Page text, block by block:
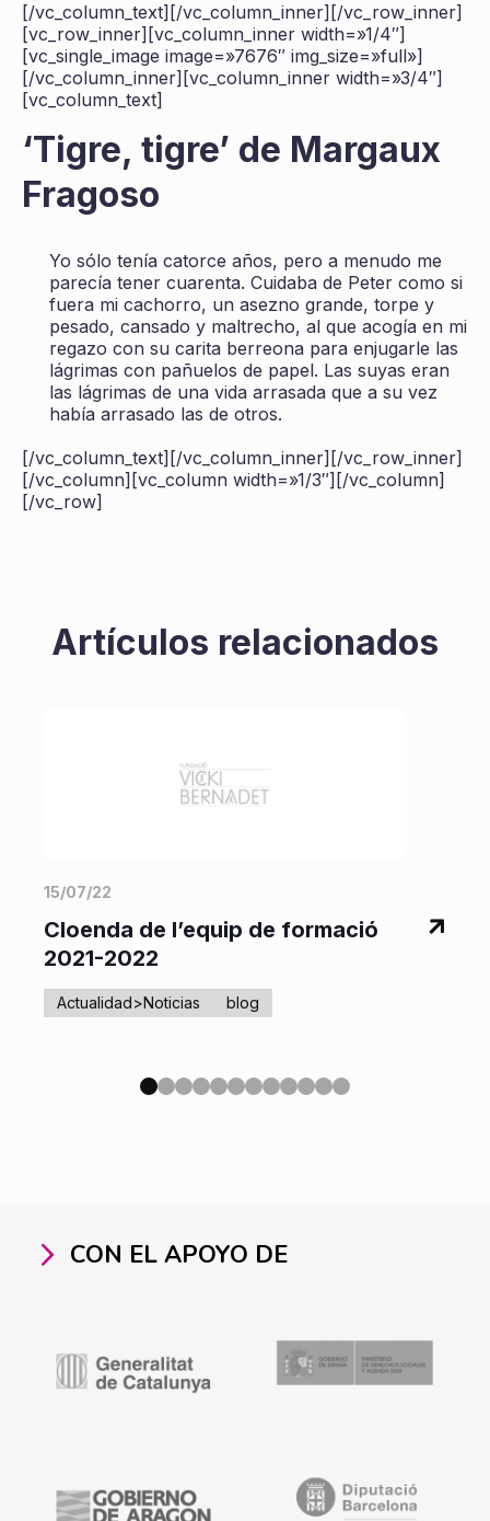
[/vc_column_text][/vc_column_inner][/vc_row_inner]
[vc_row_inner][vc_column_inner width=»1/4″]
[vc_single_image image=»7676″ img_size=»full»]
[/vc_column_inner][vc_column_inner width=»3/4″]
[vc_column_text]
‘Tigre, tigre’ de Margaux
Fragoso
Yo sólo tenía catorce años, pero a menudo me
parecía tener cuarenta. Cuidaba de Peter como si
fuera mi cachorro, un asezno grande, torpe y
pesado, cansado y maltrecho, al que acogía en mi
regazo con su carita berreona para enjugarle las
lágrimas con pañuelos de papel. Las suyas eran
las lágrimas de una vida arrasada que a su vez
había arrasado las de otros.
[/vc_column_text][/vc_column_inner][/vc_row_inner]
[/vc_column][vc_column width=»1/3″][/vc_column]
[/vc_row]
Artículos relacionados
15/07/22
Cloenda de l’equip de formació
2021-2022
Actualidad>Noticias blog
CON EL APOYO DE